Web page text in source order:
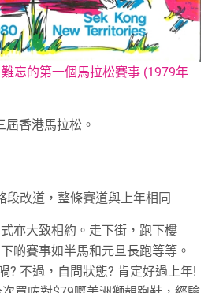
忘的第一個馬拉松賽事 (1979年
屆香港馬拉松。
段改道，整條賽道與上年相同
亦大致相約。走下街，跑下樓
啲賽事如半馬和元旦長跑等等。
? 不過，自問狀態? 肯定好過上年!